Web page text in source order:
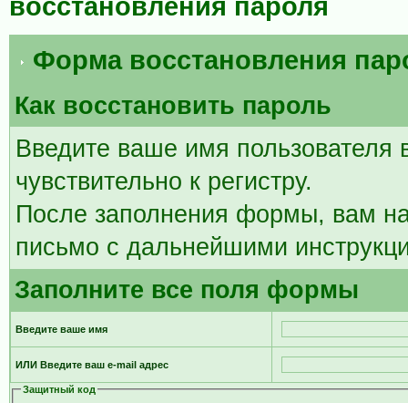
Форма восстановления
Как восстановить пароль
Введите ваше имя
чувствительно к регистру.
После заполнения формы, вам на
письмо с дальнейшими
Заполните все поля формы
Введите ваше имя
ИЛИ Введите ваш e-mail адрес
Защитный код